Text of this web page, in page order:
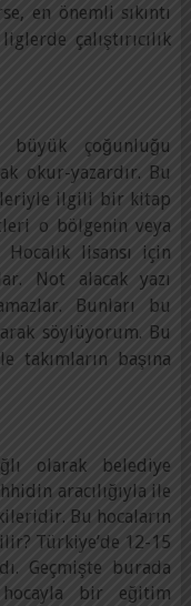
en önemli sıkıntı
çalıştırıcılık
büyük çoğunluğu
okur-yazardır. Bu
ilgili bir kitap
o bölgenin veya
lisansı için
Not alacak yazı
Bunları bu
söylüyorum. Bu
başına
olarak belediye
aracılığıyla ile
Bu hocaların
Türkiye’de 12-15
Geçmişte burada
bir eğitim